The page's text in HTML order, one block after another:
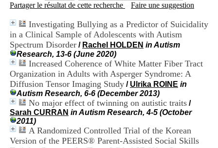
Mail
Partager le résultat de cette recherche
Faire une suggestion
Investigating Bullying as a Predictor of Suicidality
in a Clinical Sample of Adolescents with Autism
Spectrum Disorder / Rachel HOLDEN in Autism
Research, 13-6 (June 2020)
Increased Coherence of White Matter Fiber Tract
Organization in Adults with Asperger Syndrome: A
Diffusion Tensor Imaging Study / Ulrika ROINE in
Autism Research, 6-6 (December 2013)
No major effect of twinning on autistic traits /
Sarah CURRAN in Autism Research, 4-5 (October
2011)
A Randomized Controlled Trial of the Korean
Version of the PEERS® Parent-Assisted Social Skills
t
e
D
o
c
u
m
e
n
t
a
t
o
n